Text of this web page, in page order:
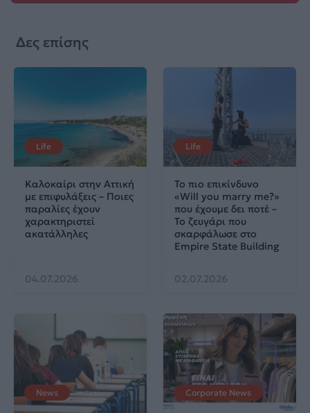
Δες επίσης
Life
Καλοκαίρι στην Αττική
με επιφυλάξεις – Ποιες
παραλίες έχουν
χαρακτηριστεί
ακατάλληλες
04.07.2026
Life
Το πιο επικίνδυνο
«Will you marry me?»
που έχουμε δει ποτέ –
Το ζευγάρι που
σκαρφάλωσε στο
Empire State Building
02.07.2026
News Corporate News